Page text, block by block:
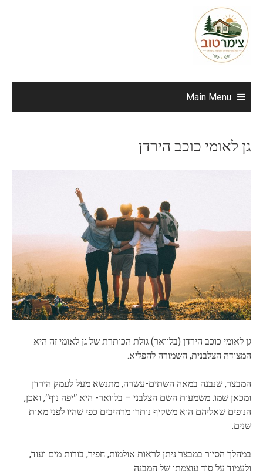
content
Main Menu
גן לאומי כוכב הירדן
גן לאומי כוכב הירדן (בלוואר) גולת הכותרת של גן לאומי זה היא
המצודה הצלבנית, השמורה להפליא.
המבצר, שנבנה במאה השתים-עשרה, מתנשא מעל לעמק הירדן
ומכאן שמו. משמעות השם הצלבני – בלוואר- היא ʺיפה נוףʺ, ואכן,
הנופים שאליהם הוא משקיף נותרו מרהיבים כפי שהיו לפני מאות
שנים.
במהלך הסיור במבצר ניתן לראות אולמות, חפיר, בורות מים ועוד,
ולעמוד על סוד עוצמתו של המבנה.